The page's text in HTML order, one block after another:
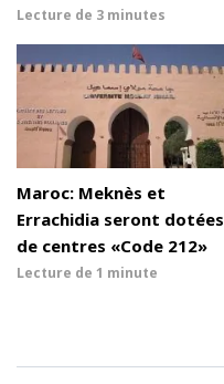
Lecture de 3 minutes
Maroc: Meknès et
Errachidia seront dotées
de centres «Code 212»
Lecture de 1 minute